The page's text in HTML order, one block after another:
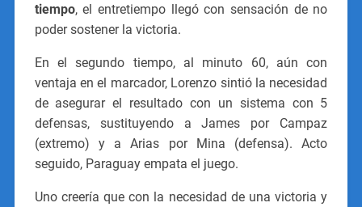
tiempo, el entretiempo llegó con sensación de no
poder sostener la victoria.
En el segundo tiempo, al minuto 60, aún con
ventaja en el marcador, Lorenzo sintió la necesidad
de asegurar el resultado con un sistema con 5
defensas, sustituyendo a James por Campaz
(extremo) y a Arias por Mina (defensa). Acto
seguido, Paraguay empata el juego.
Uno creería que con la necesidad de una victoria y